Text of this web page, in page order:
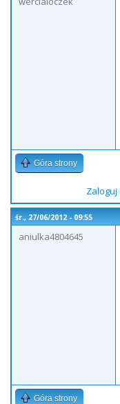
Góra strony
Zaloguj
śr., 27/06/2012 - 09:55
aniulka4804645
Góra strony